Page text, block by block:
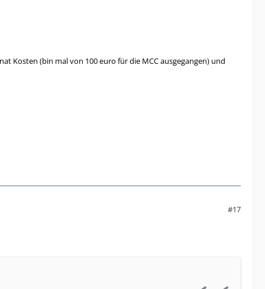
Kosten (bin mal von 100 euro für die MCC ausgegangen) und
#17